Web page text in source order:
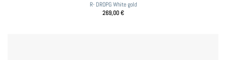
R- DROPG White gold
269,00€